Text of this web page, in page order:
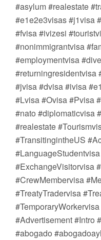
#asylum #realestate
#e1e2e3visas #j1visa
#fvisa #ivizesi
#nonimmigrantvisa
#employmentvisa
#returningresidentvisa
#jvisa #dvisa #ivisa
#Lvisa #Ovisa #Pvisa
#nato #diplomaticvisa
#realestate
#TransitingintheUS
#ExchangeVisitorvisa
#CrewMembervisa
#TreatyTradervisa
#Advertisement #Intro
#abogado